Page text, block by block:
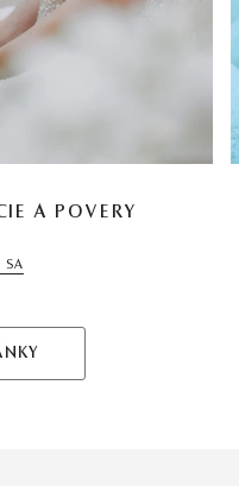
A POVERY
SA